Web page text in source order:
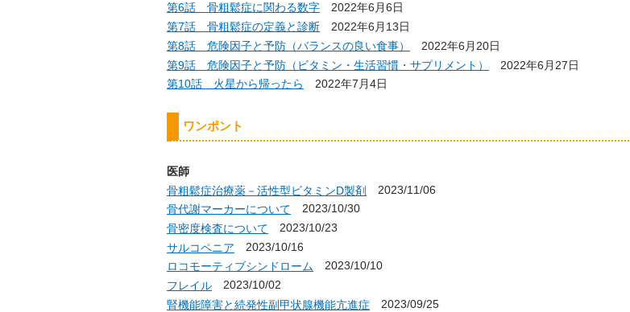
第6話 骨粗鬆症に関わる数字
2022年6月6日
第7話 骨粗鬆症の定義と診断
2022年6月13日
第8話 危険因子と予防（バランスの良い食事）
2022年6月20日
第9話 危険因子と予防（ビタミン・生活習慣・サプリメント）
2022年6月27日
第10話 火星から帰ったら
2022年7月4日
ワンポント
医師
骨粗鬆症治療薬－活性型ビタミンD製剤 2023/11/06
骨代謝マーカーについて 2023/10/30
骨密度検査について 2023/10/23
サルコペニア 2023/10/16
ロコモーティブシンドローム 2023/10/10
フレイル 2023/10/02
腎機能障害と続発性副甲状腺機能亢進症 2023/09/25